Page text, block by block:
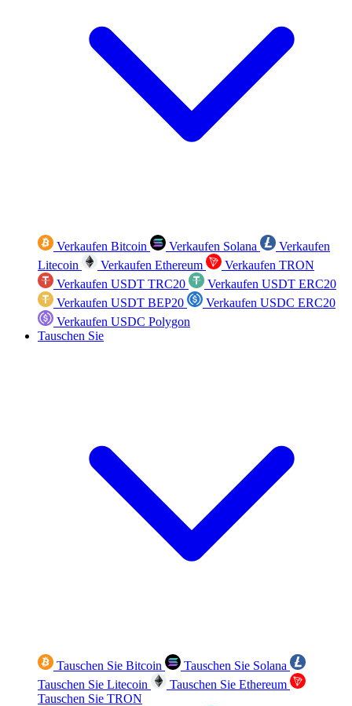
Verkaufen Bitcoin Verkaufen Solana
Verkaufen
Litecoin
Verkaufen Ethereum
Verkaufen TRON
Verkaufen USDT TRC20
Verkaufen USDT ERC20
Verkaufen USDT BEP20
Verkaufen USDC ERC20
Verkaufen USDC Polygon
Tauschen Sie
Tauschen Sie Bitcoin
Tauschen Sie Solana
Tauschen Sie Litecoin
Tauschen Sie Ethereum
Tauschen Sie TRON